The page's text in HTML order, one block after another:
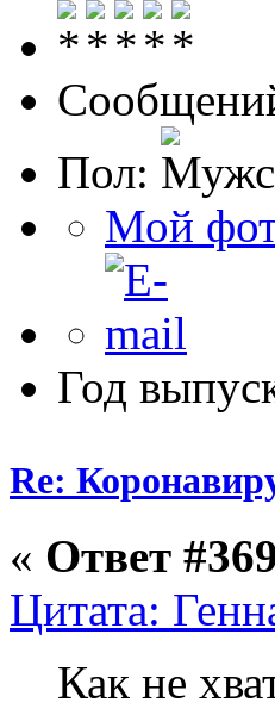
Пол:
Мой
Год
Re:
« Ответ
Цитата:
Как не